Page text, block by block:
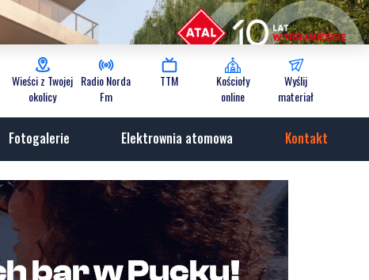
Wieści z Twojej
okolicy
Radio Norda
Fm
TTM
Kościoły
online
Wyślij
materiał
Fotogalerie Elektrownia atomowa Kontakt